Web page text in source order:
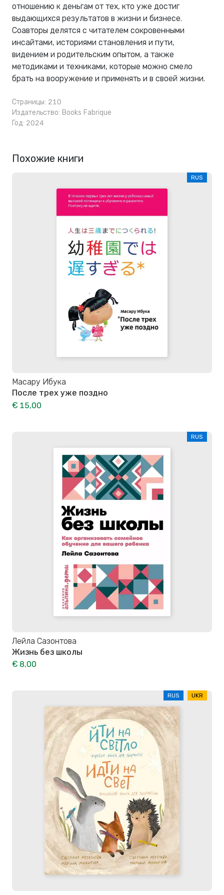
отношению к деньгам от тех, кто уже достиг
выдающихся результатов в жизни и бизнесе.
Соавторы делятся с читателем сокровенными
инсайтами, историями становления и пути,
видением и родительским опытом, а также
методиками и техниками, которые можно смело
брать на вооружение и применять и в своей жизни.
Страницы: 210
Издательство: Books Fabrique
Год: 2024
Похожие книги
RUS
Масару Ибука
После трех уже поздно
€ 15,00
RUS
Лейла Сазонтова
Жизнь без школы
€ 8,00
RUS UKR